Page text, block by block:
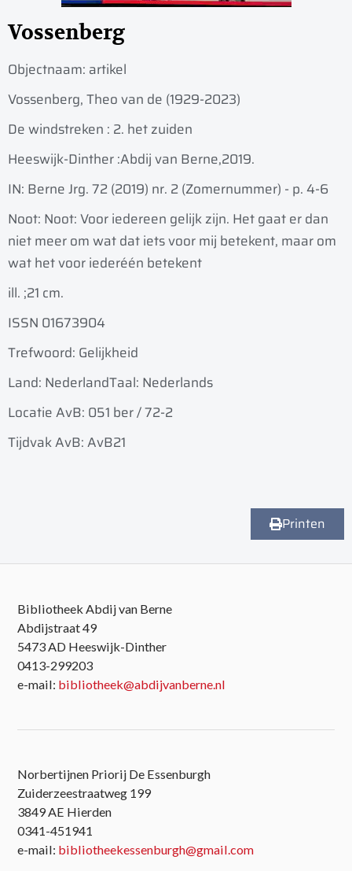
Vossenberg
Objectnaam: artikel
Vossenberg, Theo van de (1929-2023)
De windstreken : 2. het zuiden
Heeswijk-Dinther :Abdij van Berne,2019.
IN: Berne Jrg. 72 (2019) nr. 2 (Zomernummer) - p. 4-6
Noot: Noot: Voor iedereen gelijk zijn. Het gaat er dan
niet meer om wat dat iets voor mij betekent, maar om
wat het voor iederéén betekent
ill. ;21 cm.
ISSN 01673904
Trefwoord: Gelijkheid
Land: NederlandTaal: Nederlands
Locatie AvB: 051 ber / 72-2
Tijdvak AvB: AvB21
Printen
Bibliotheek Abdij van Berne
Abdijstraat 49
5473 AD Heeswijk-Dinther
0413-299203
e-mail: bibliotheek@abdijvanberne.nl
Norbertijnen Priorij De Essenburgh
Zuiderzeestraatweg 199
3849 AE Hierden
0341-451941
e-mail: bibliotheekessenburgh@gmail.com